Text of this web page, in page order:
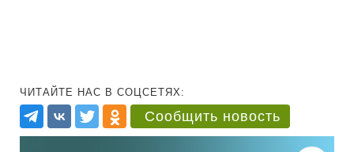
ЧИТАЙТЕ НАС В СОЦСЕТЯХ:
Сообщить новость